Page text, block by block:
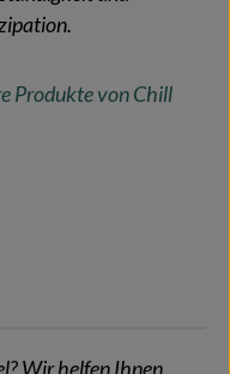
Produkte von Chill
Wir helfen Ihnen